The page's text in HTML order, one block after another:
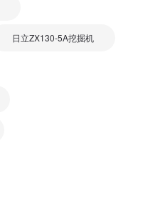
日立ZX130-5A挖掘机